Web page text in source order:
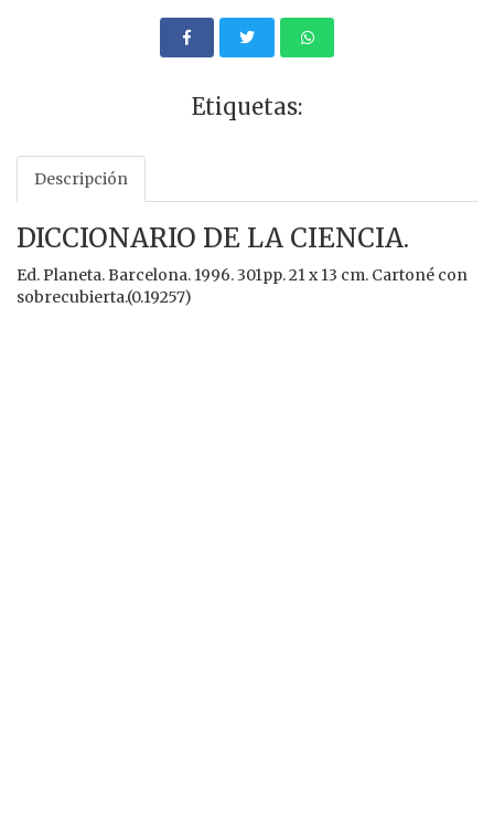
Etiquetas:
Descripción
DICCIONARIO DE LA CIENCIA.
Ed. Planeta. Barcelona. 1996. 301pp. 21 x 13 cm. Cartoné con
sobrecubierta.(0.19257)